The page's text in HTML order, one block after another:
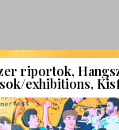
riportok,
exhibitions,